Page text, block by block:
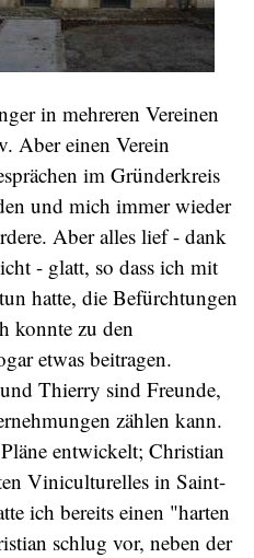
in mehreren Vereinen
Aber einen Verein
im Gründerkreis
und mich immer wieder
Aber alles lief - dank
- glatt, so dass ich mit
hatte, die Befürchtungen
konnte zu den
etwas beitragen.
Thierry sind Freunde,
zählen kann.
entwickelt; Christian
Viniculturelles in Saint-
ich bereits einen "harten
schlug vor, neben der